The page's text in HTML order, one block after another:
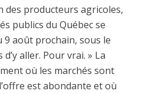
des producteurs agricoles,
publics du Québec se
août prochain, sous le
d’y aller. Pour vrai. » La
où les marchés sont
est abondante et où